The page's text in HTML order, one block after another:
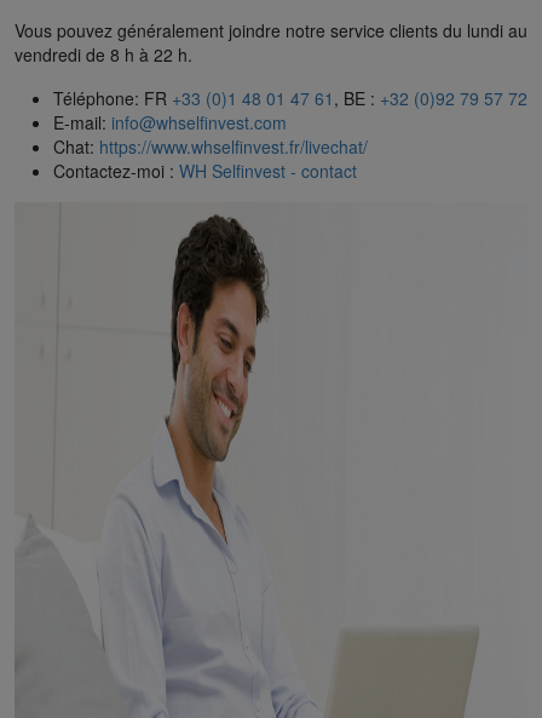
Vous pouvez généralement joindre notre service clients du lundi au
vendredi de 8 h à 22 h.
Téléphone: FR +33 (0)1 48 01 47 61 , BE : +32 (0)92 79 57 72
E-mail: info@whselfinvest.com
Chat: https://www.whselfinvest.fr/livechat/
Contactez-moi : WH Selfinvest - contact